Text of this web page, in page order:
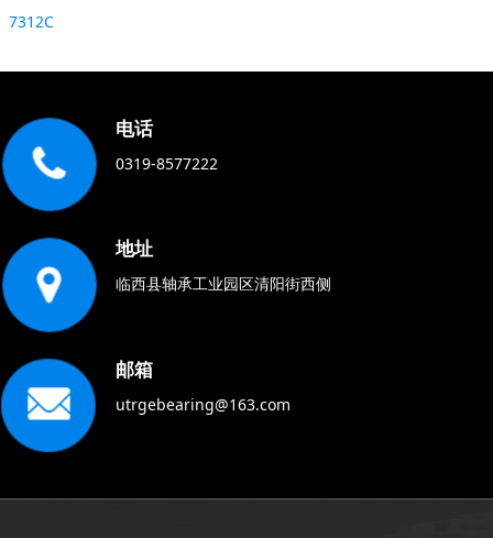
7312C
电话
0319-8577222
地址
临西县轴承工业园区清阳街西侧
邮箱
utrgebearing@163.com